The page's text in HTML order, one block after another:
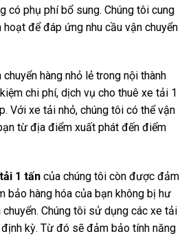
có phụ phí bổ sung. Chúng tôi cung
để đáp ứng nhu cầu vận chuyển
hàng nhỏ lẻ trong nội thành
chi phí, dịch vụ cho thuê xe tải 1
Với xe tải nhỏ, chúng tôi có thể vận
từ địa điểm xuất phát đến điểm
1 tấn của chúng tôi còn được đảm
bảo hàng hóa của bạn không bị hư
chuyển. Chúng tôi sử dụng các xe tải
kỳ. Từ đó sẽ đảm bảo tính năng